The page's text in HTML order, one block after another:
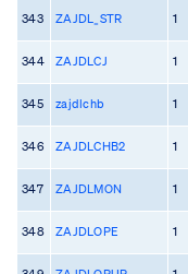
343 ZAJDL_STR 1
344 ZAJDLCJ 1
345 zajdlchb 1
346 ZAJDLCHB2 1
347 ZAJDLMON 1
348 ZAJDLOPE 1